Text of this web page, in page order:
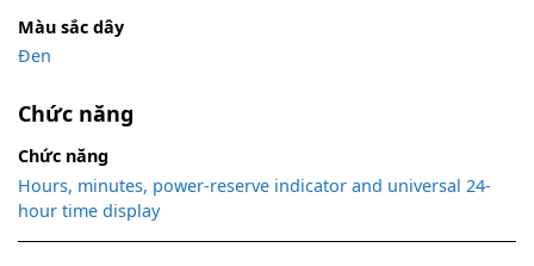
Màu sắc dây
Đen
Chức năng
Chức năng
Hours, minutes, power-reserve indicator and universal 24-
hour time display